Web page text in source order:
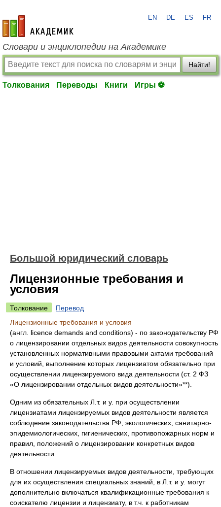
academic.ru
EN DE ES FR
Словари и энциклопедии на Академике
Найти!
Толкования Переводы Книги Игры ⚽
Большой юридический словарь
Лицензионные требования и
условия
Толкование
Перевод
Лицензионные требования и условия
(англ. licence demands and conditions) - по законодательству РФ
о лицензировании отдельных видов деятельности совокупность
установленных нормативными правовыми актами требований
и условий, выполнение которых лицензиатом обязательно при
осуществлении лицензируемого вида деятельности (ст. 2 ФЗ
«О лицензировании отдельных видов деятельности»**).
Одним из обязательных Л.т. и у. при осуществлении
лицензиатами лицензируемых видов деятельности является
соблюдение законодательства РФ, экологических, санитарно-
эпидемиологических, гигиенических, противопожарных норм и
правил, положений о лицензировании конкретных видов
деятельности.
В отношении лицензируемых видов деятельности, требующих
для их осуществления специальных знаний, в Л.т. и у. могут
дополнительно включаться квалификационные требования к
соискателю лицензии и лицензиату, в т.ч. к работникам